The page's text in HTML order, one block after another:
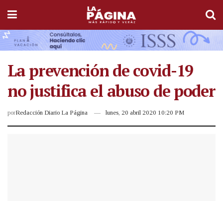
La prevención de covid-19
no justifica el abuso de poder
porRedacción Diario La Página lunes, 20 abril 2020 10:20 PM